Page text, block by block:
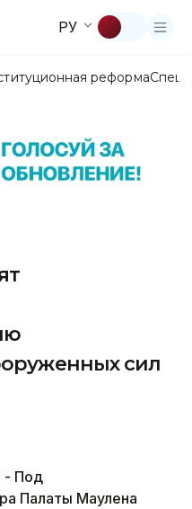
РУ
реформа
сил
Под
Палаты Маулена